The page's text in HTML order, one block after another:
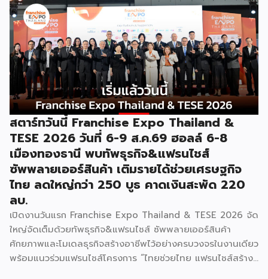
การค้า กระทรวงพาณิชย์ เปิดเผยภายหลังเป็นประธานเปิดงาน
“งานแฟรนไชส์ เอ็กซ์โป ไทยแลนด์ บาย สมาร์ท เอสเอ็มอี เอ็กซ์
โป (Franchise Expo Thailand by Smart SME Expo)” ซึ่ง
เป็นงานแสดงธุรกิจแฟรนไชส์ชั้นนำที่จัดขึ้นโดย บริษัท พีเอ็มจี
คอร์ปอเรชัน จำกัด เพื่อยกระดับศักยภาพของผู้ประกอบการและ
เจ้าของธุรกิจที่ต้องการขยายกิจการผ่านระบบแฟรนไชส์ […]
สตาร์ทวันนี้ Franchise Expo Thailand &
TESE 2026 วันที่ 6-9 ส.ค.69 ฮอลล์ 6-8
เมืองทองธานี พบทัพธุรกิจ&แฟรนไชส์
ซัพพลายเออร์สินค้า เติมรายได้ช่วยเศรษฐกิจ
ไทย ลดใหญ่กว่า 250 บูธ คาดเงินสะพัด 220
ลบ.
เปิดงานวันแรก Franchise Expo Thailand & TESE 2026 จัด
ใหญ่จัดเต็มด้วยทัพธุรกิจ&แฟรนไชส์ ซัพพลายเออร์สินค้า
ศักยภาพและโมเดลธุรกิจสร้างอาชีพไว้อย่างครบวงจรในงานเดียว
พร้อมแนวร่วมแฟรนไชส์โครงการ “ไทยช่วยไทย แฟรนไชส์สร้าง